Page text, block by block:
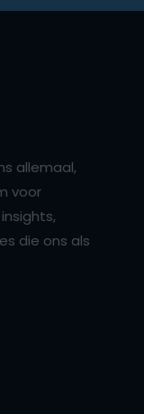
allemaal,
voor
die ons als